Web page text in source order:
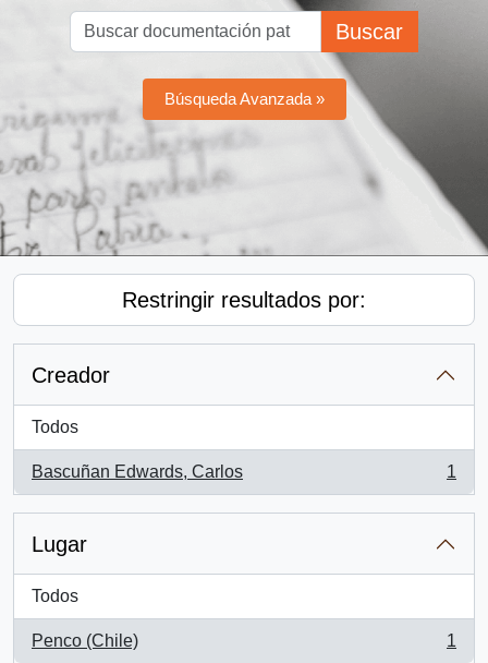
Buscar
Búsqueda Avanzada »
Restringir resultados por:
Creador
Todos
Bascuñan Edwards, Carlos
, 1 resultados
1
Lugar
Todos
Penco (Chile)
, 1 resultados
1